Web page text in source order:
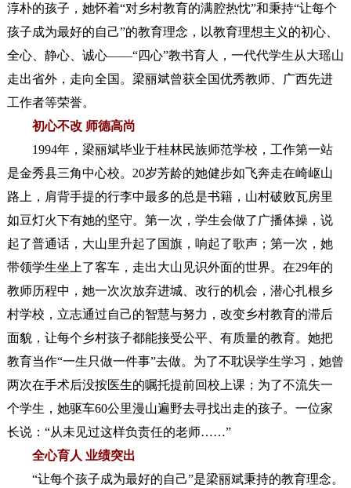
淳朴的孩子，她怀着“对乡村教育的满腔热忱”和秉持“让每个
孩子成为最好的自己”的教育理念，以教育理想主义的初心、
全心、静心、诚心——“四心”教书育人，一代代学生从大瑶山
走出省外，走向全国。梁丽斌曾获全国优秀教师、广西先进
工作者等荣誉。
初心不改 师德高尚
1994年，梁丽斌毕业于桂林民族师范学校，工作第一站
是金秀县三角中心校。20岁芳龄的她健步如飞奔走在崎岖山
路上，肩背手提的行李中最多的总是书籍，山村破败瓦房里
如豆灯火下有她的坚守。第一次，学生会做了广播体操，说
起了普通话，大山里升起了国旗，响起了歌声；第一次，她
带领学生坐上了客车，走出大山见识外面的世界。 在29年的
教师历程中，她一次次放弃进城、改行的机会，潜心扎根乡
村学校，立志通过自己的智慧与努力，改变乡村教育的滞后
面貌，让每个乡村孩子都能接受公平、有质量的教育。她把
教育当作“一生只做一件事”去做。 为了不耽误学生学习，她曾
两次在手术后没按医生的嘱托提前回校上课； 为了不流失一
个学生，她驱车60公里漫山遍野去寻找出走的孩子。一位家
长说：“从未见过这样负责任的老师……”
全心育人 业绩突出
“让每个孩子成为最好的自己”是梁丽斌秉持的教育理念。